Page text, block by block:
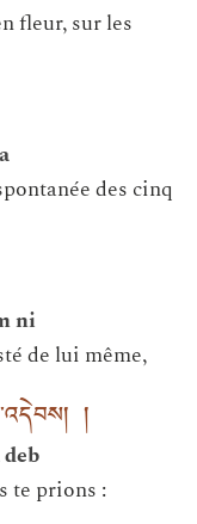
fleur, sur les
des cinq
ni
de lui même,
།
te prions :